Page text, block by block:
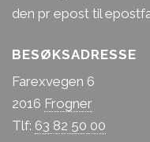
den pr epost til
BESØKSADRESSE
Farexvegen 6
2016 Frogner
Tlf: 63 82 50 00